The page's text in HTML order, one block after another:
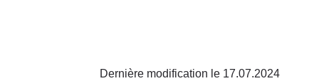
Dernière modification le 17.07.2024